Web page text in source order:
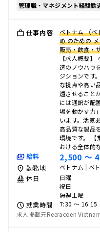
管理職・マネジメント経験歓
仕事内容
ベトナム （ベ
め のための
販売・飲食・
【求人概要
造のノウハウ
ジションです
な視点や高い
透させること
には通訳が配
場を動かす力
います。活気
高品質な製品
環境です。 【
おける全体的
給料 2,500 〜
勤務地 ベトナム | ベ
休日
日曜
祝日
隔週土曜
就業時間
7:30 〜 16:15
求人掲載元Reeracoen